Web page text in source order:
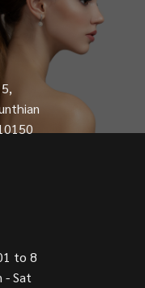
to 8
- Sat